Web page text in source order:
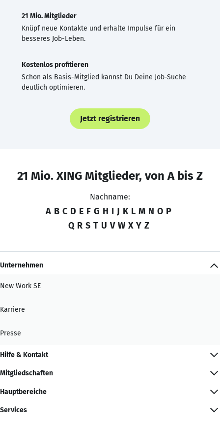
21 Mio. Mitglieder
Knüpf neue Kontakte und erhalte Impulse für ein
besseres Job-Leben.
Kostenlos profitieren
Schon als Basis-Mitglied kannst Du Deine Job-Suche
deutlich optimieren.
Jetzt registrieren
21 Mio. XING Mitglieder, von A bis Z
Nachname:
A B C D E F G H I J K L M N O P
Q R S T U V W X Y Z
Unternehmen
New Work SE
Karriere
Presse
Hilfe & Kontakt
Mitgliedschaften
Hauptbereiche
Services